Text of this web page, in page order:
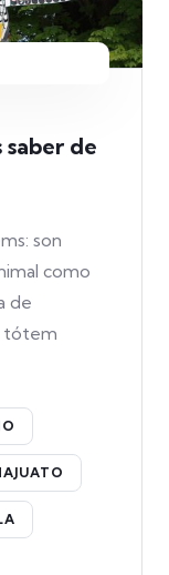
saber de
son
como
de
tótem